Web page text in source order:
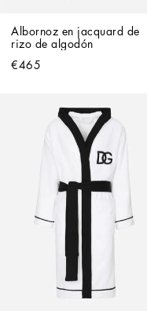
Albornoz en jacquard de
rizo de algodón
€465